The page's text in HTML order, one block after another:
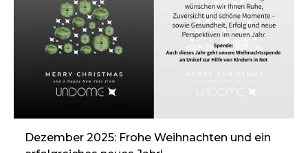
Dezember 2025: Frohe Weihnachten und ein